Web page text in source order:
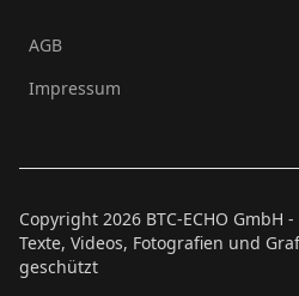
AGB
Impressum
Copyright 2026 BTC-ECHO
Texte, Videos, Fotografien und
geschützt